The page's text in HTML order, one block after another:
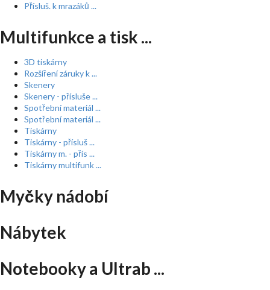
Přísluš. k mrazáků ...
Multifunkce a tisk ...
3D tiskárny
Rozšíření záruky k ...
Skenery
Skenery - přísluše ...
Spotřební materiál ...
Spotřební materiál ...
Tiskárny
Tiskárny - přísluš ...
Tiskárny m. - přís ...
Tiskárny multifunk ...
Myčky nádobí
Nábytek
Notebooky a Ultrab ...